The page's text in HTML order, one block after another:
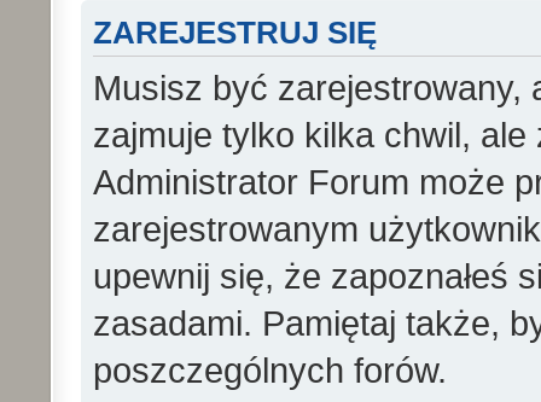
ZAREJESTRUJ SIĘ
Musisz być zarejestrowany,
zajmuje tylko kilka chwil,
Administrator Forum może
zarejestrowanym
upewnij się, że zapoznałeś
zasadami. Pamiętaj także,
poszczególnych forów.